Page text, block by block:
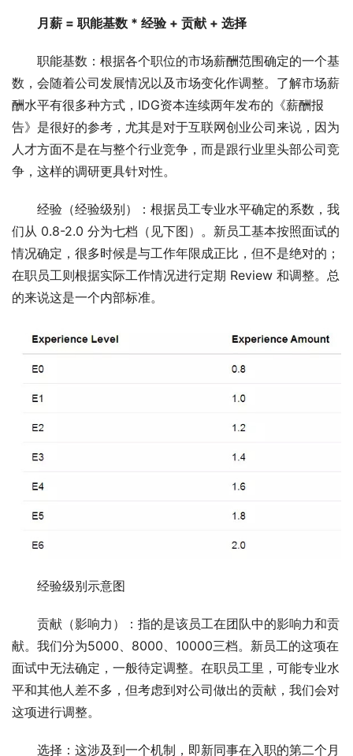
月薪 = 职能基数 * 经验 + 贡献 + 选择
职能基数：根据各个职位的市场薪酬范围确定的一个基
数，会随着公司发展情况以及市场变化作调整。了解市场薪
酬水平有很多种方式，IDG资本连续两年发布的《薪酬报
告》是很好的参考，尤其是对于互联网创业公司来说，因为
人才方面不是在与整个行业竞争，而是跟行业里头部公司竞
争，这样的调研更具针对性。
经验（经验级别）：根据员工专业水平确定的系数，我
们从 0.8-2.0 分为七档（见下图）。新员工基本按照面试的
情况确定，很多时候是与工作年限成正比，但不是绝对的；
在职员工则根据实际工作情况进行定期 Review 和调整。总
的来说这是一个内部标准。
经验级别示意图
贡献（影响力）：指的是该员工在团队中的影响力和贡
献。我们分为5000、8000、10000三档。新员工的这项在
面试中无法确定，一般待定调整。在职员工里，可能专业水
平和其他人差不多，但考虑到对公司做出的贡献，我们会对
这项进行调整。
选择：这涉及到一个机制，即新同事在入职的第二个月